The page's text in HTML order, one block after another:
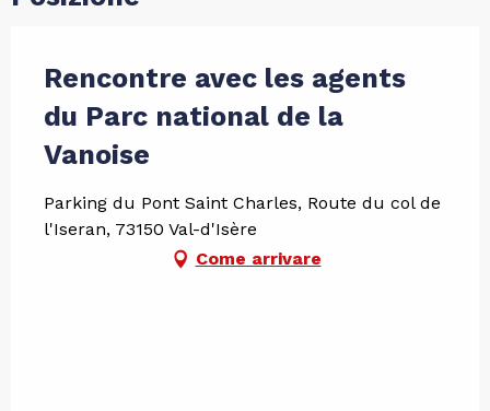
Rencontre avec les agents
du Parc national de la
Vanoise
Parking du Pont Saint Charles, Route du col de
l'Iseran, 73150 Val-d'Isère
Come arrivare